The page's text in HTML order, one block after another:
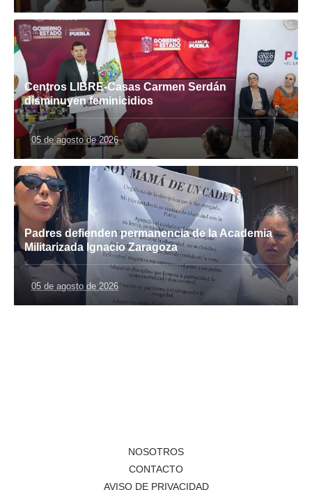
Centros LIBRE-Casas Carmen Serdán
disminuyen feminicidios
05 de agosto de 2026
Padres defienden permanencia de la Academia
Militarizada Ignacio Zaragoza
05 de agosto de 2026
NOSOTROS
CONTACTO
AVISO DE PRIVACIDAD